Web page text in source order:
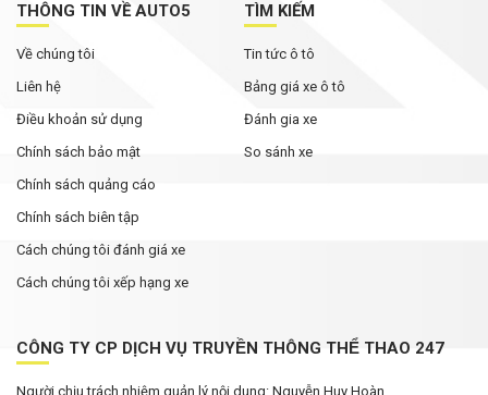
trong năm nay, cạnh tranh Land Cruiser lẫn
THÔNG TIN VỀ AUTO5
Về chúng tôi
Liên hệ
Điều khoản sử dụng
Chính sách bảo mật
Chính sách quảng cáo
Chính sách biên tập
Cách chúng tôi đánh giá xe
Cách chúng tôi xếp hạng xe
TÌM KIẾM
Tin tức ô tô
Bảng giá xe ô tô
Đánh gia xe
So sánh xe
CÔNG TY CP DỊCH VỤ TRUYỀN THÔNG THỂ THAO 247
Người chịu trách nhiệm quản lý nội dung: Nguyễn Huy Hoàn.